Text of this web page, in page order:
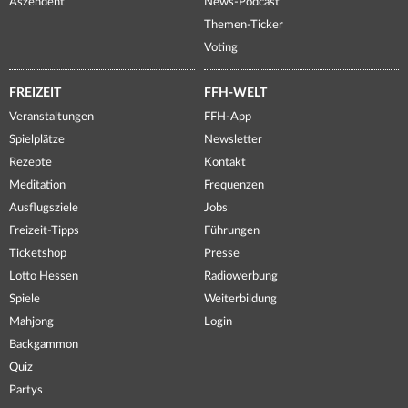
Aszendent
News-Podcast
Themen-Ticker
Voting
FREIZEIT
Veranstaltungen
Spielplätze
Rezepte
Meditation
Ausflugsziele
Freizeit-Tipps
Ticketshop
Lotto Hessen
Spiele
Mahjong
Backgammon
Quiz
Partys
FFH-WELT
FFH-App
Newsletter
Kontakt
Frequenzen
Jobs
Führungen
Presse
Radiowerbung
Weiterbildung
Login